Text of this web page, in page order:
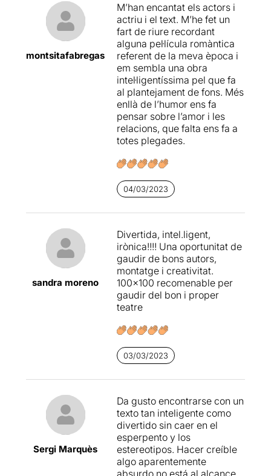
montsitafabregas
M’han encantat els actors i
actriu i el text. M’he fet un
fart de riure recordant
alguna pel·lícula romàntica
referent de la meva època i
em sembla una obra
intel·ligentíssima pel que fa
al plantejament de fons. Més
enllà de l’humor ens fa
pensar sobre l’amor i les
relacions, que falta ens fa a
totes plegades.
04/03/2023
sandra moreno
Divertida, intel.ligent,
irònica!!!! Una oportunitat de
gaudir de bons autors,
montatge i creativitat.
100×100 recomenable per
gaudir del bon i proper
teatre
03/03/2023
Sergi Marquès
Da gusto encontrarse con un
texto tan inteligente como
divertido sin caer en el
esperpento y los
estereotipos. Hacer creíble
algo aparentemente
absurdo no está al alcance